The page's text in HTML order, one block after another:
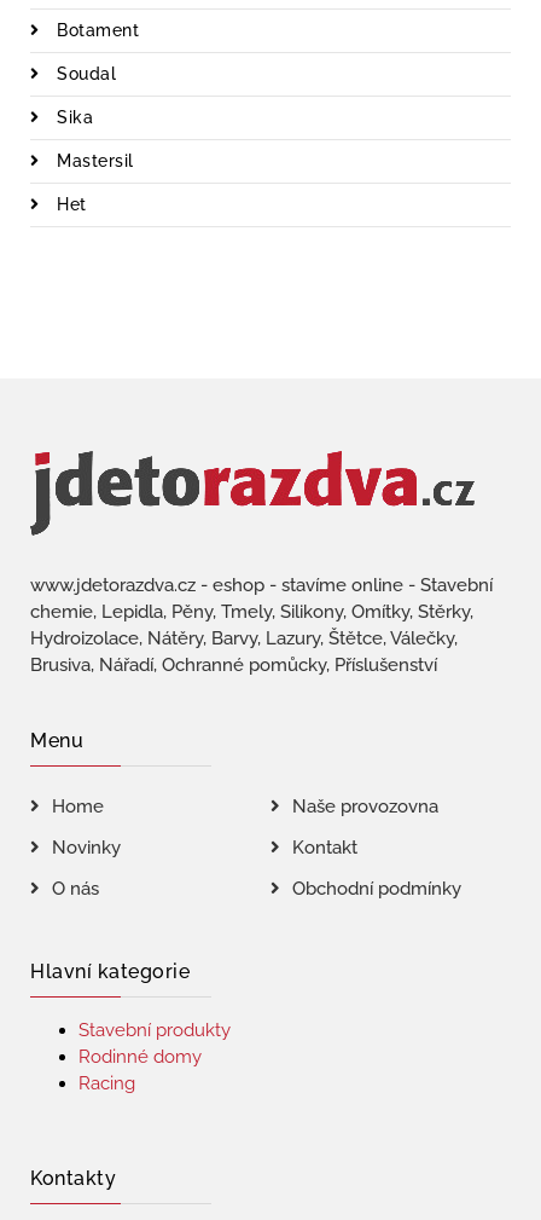
Botament
Soudal
Sika
Mastersil
Het
www.jdetorazdva.cz - eshop - stavíme online - Stavební
chemie, Lepidla, Pěny, Tmely, Silikony, Omítky, Stěrky,
Hydroizolace, Nátěry, Barvy, Lazury, Štětce, Válečky,
Brusiva, Nářadí, Ochranné pomůcky, Příslušenství
Menu
Home
Naše provozovna
Novinky
Kontakt
O nás
Obchodní podmínky
Hlavní kategorie
Stavební produkty
Rodinné domy
Racing
Kontakty